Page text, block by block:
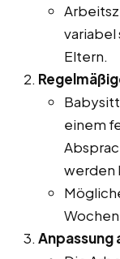
variabel
Eltern.
einem
werden
Anpassung